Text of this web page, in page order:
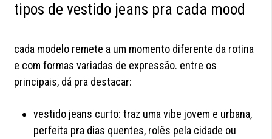
tipos de vestido jeans pra cada mood
cada modelo remete a um momento diferente da rotina
e com formas variadas de expressão. entre os
principais, dá pra destacar:
vestido jeans curto: traz uma vibe jovem e urbana,
perfeita pra dias quentes, rolês pela cidade ou